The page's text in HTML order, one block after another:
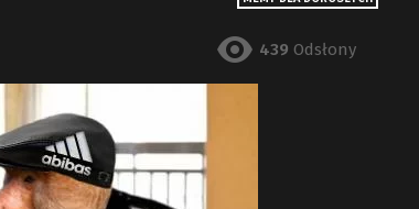
439 Odsłony